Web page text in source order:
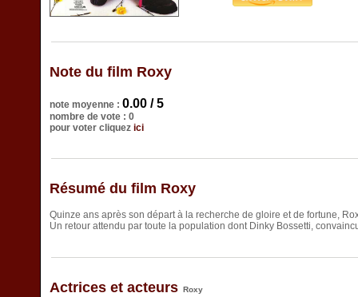
Note du film Roxy
note moyenne : 0.00 / 5
nombre de vote : 0
pour voter cliquez ici
Résumé du film Roxy
Quinze ans après son départ à la recherche de gloire et de fortune,
Un retour attendu par toute la population dont Dinky Bossetti,
Actrices et acteurs Roxy